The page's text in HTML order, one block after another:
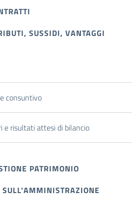
SUSSIDI, VANTAGGI
consuntivo
e risultati attesi di bilancio
PATRIMONIO